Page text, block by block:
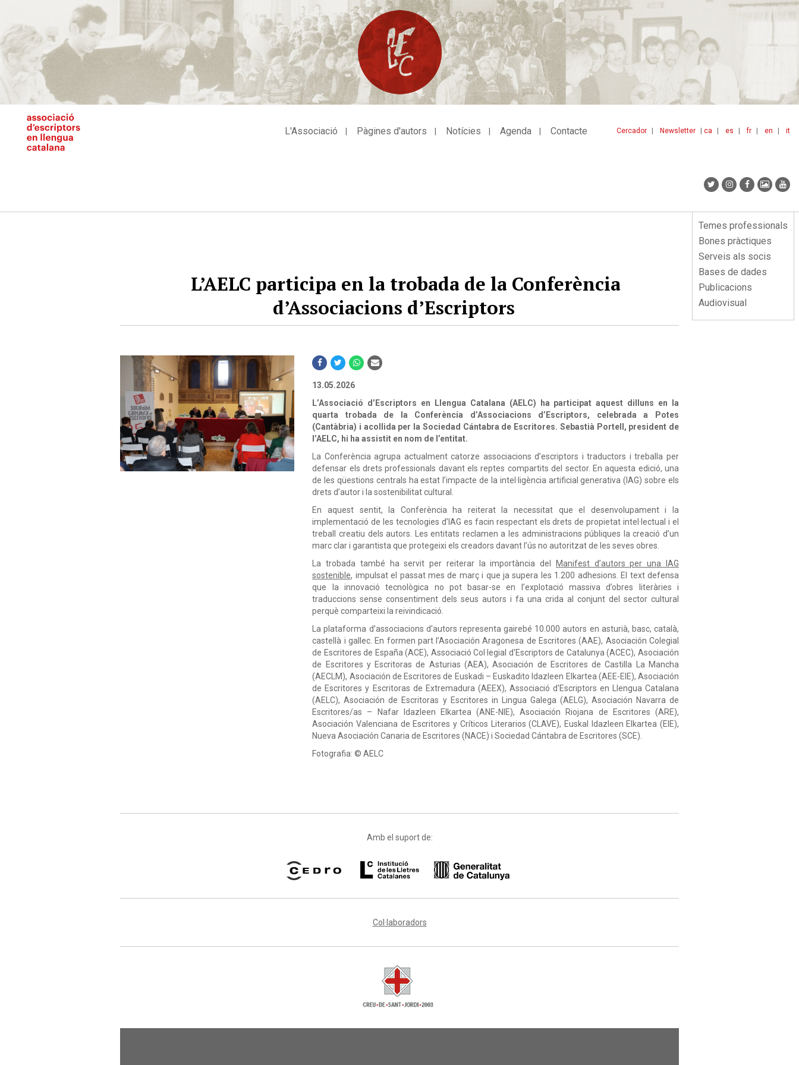
contingut
ca es fr en it
Cercador Newsletter
L'Associació Pàgines d'autors Notícies Agenda Contacte
Menu
lateral
Temes professionals
Bones pràctiques
Serveis als socis
Bases de dades
Publicacions
Audiovisual
L’AELC participa en la trobada de la Conferència
d’Associacions d’Escriptors
13.05.2026
L’Associació d’Escriptors en Llengua Catalana (AELC) ha participat aquest dilluns en la
quarta trobada de la Conferència d’Associacions d’Escriptors, celebrada a Potes
(Cantàbria) i acollida per la Sociedad Cántabra de Escritores. Sebastià Portell, president de
l’AELC, hi ha assistit en nom de l’entitat.
La Conferència agrupa actualment catorze associacions d’escriptors i traductors i treballa per
defensar els drets professionals davant els reptes compartits del sector. En aquesta edició, una
de les qüestions centrals ha estat l’impacte de la intel·ligència artificial generativa (IAG) sobre els
drets d’autor i la sostenibilitat cultural.
En aquest sentit, la Conferència ha reiterat la necessitat que el desenvolupament i la
implementació de les tecnologies d’IAG es facin respectant els drets de propietat intel·lectual i el
treball creatiu dels autors. Les entitats reclamen a les administracions públiques la creació d’un
marc clar i garantista que protegeixi els creadors davant l’ús no autoritzat de les seves obres.
La trobada també ha servit per reiterar la importància del
Manifest d’autors per una IAG
sostenible, impulsat el passat mes de març i que ja supera les 1.200 adhesions. El text defensa
que la innovació tecnològica no pot basar-se en l’explotació massiva d’obres literàries i
traduccions sense consentiment dels seus autors i fa una crida al conjunt del sector cultural
perquè comparteixi la reivindicació.
La plataforma d’associacions d'autors representa gairebé 10.000 autors en asturià, basc, català,
castellà i gallec. En formen part l’Asociación Aragonesa de Escritores (AAE), Asociación Colegial
de Escritores de España (ACE), Associació Col·legial d'Escriptors de Catalunya (ACEC), Asociación
de Escritores y Escritoras de Asturias (AEA), Asociación de Escritores de Castilla La Mancha
(AECLM), Asociación de Escritores de Euskadi – Euskadito Idazleen Elkartea (AEE-EIE), Asociación
de Escritores y Escritoras de Extremadura (AEEX), Associació d'Escriptors en Llengua Catalana
(AELC), Asociación de Escritoras y Escritores in Lingua Galega (AELG), Asociación Navarra de
Escritores/as – Nafar Idazleen Elkartea (ANE-NIE), Asociación Riojana de Escritores (ARE),
Asociación Valenciana de Escritores y Críticos Literarios (CLAVE), Euskal Idazleen Elkartea (EIE),
Nueva Asociación Canaria de Escritores (NACE) i Sociedad Cántabra de Escritores (SCE).
Fotografia: © AELC
Amb el suport de:
Col·laboradors